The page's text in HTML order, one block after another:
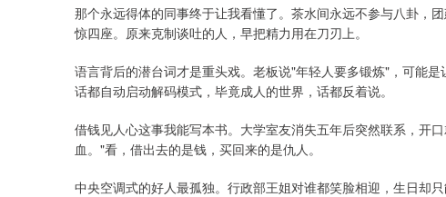
那个永远得体的同事终于让我看懂了。茶水间永远不参与八卦，
惊四座。原来克制谈吐的人，早把精力用在刀刃上。
语言背后的潜台词才是重头戏。老板说"年轻人要多锻炼"，可能
话都自动启动解码模式，毕竟成人的世界，话都反着说。
借钱见人心这事我能写本书。大学室友消失五年后突然联系，开
血。"看，借出去的是钱，买回来的是仇人。
中央空调式的好人最孤独。行政部王姐对谁都笑脸相迎，生日却